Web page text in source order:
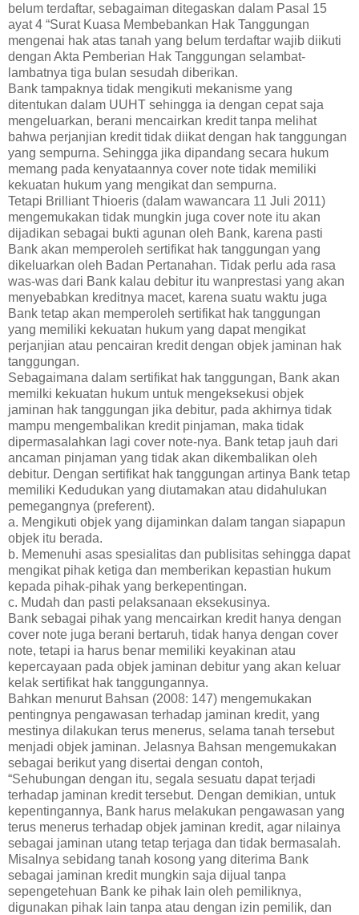
belum terdaftar, sebagaiman ditegaskan dalam Pasal 15
ayat 4 “Surat Kuasa Membebankan Hak Tanggungan
mengenai hak atas tanah yang belum terdaftar wajib diikuti
dengan Akta Pemberian Hak Tanggungan selambat-
lambatnya tiga bulan sesudah diberikan.
Bank tampaknya tidak mengikuti mekanisme yang
ditentukan dalam UUHT sehingga ia dengan cepat saja
mengeluarkan, berani mencairkan kredit tanpa melihat
bahwa perjanjian kredit tidak diikat dengan hak tanggungan
yang sempurna. Sehingga jika dipandang secara hukum
memang pada kenyataannya cover note tidak memiliki
kekuatan hukum yang mengikat dan sempurna.
Tetapi Brilliant Thioeris (dalam wawancara 11 Juli 2011)
mengemukakan tidak mungkin juga cover note itu akan
dijadikan sebagai bukti agunan oleh Bank, karena pasti
Bank akan memperoleh sertifikat hak tanggungan yang
dikeluarkan oleh Badan Pertanahan. Tidak perlu ada rasa
was-was dari Bank kalau debitur itu wanprestasi yang akan
menyebabkan kreditnya macet, karena suatu waktu juga
Bank tetap akan memperoleh sertifikat hak tanggungan
yang memiliki kekuatan hukum yang dapat mengikat
perjanjian atau pencairan kredit dengan objek jaminan hak
tanggungan.
Sebagaimana dalam sertifikat hak tanggungan, Bank akan
memilki kekuatan hukum untuk mengeksekusi objek
jaminan hak tanggungan jika debitur, pada akhirnya tidak
mampu mengembalikan kredit pinjaman, maka tidak
dipermasalahkan lagi cover note-nya. Bank tetap jauh dari
ancaman pinjaman yang tidak akan dikembalikan oleh
debitur. Dengan sertifikat hak tanggungan artinya Bank tetap
memiliki Kedudukan yang diutamakan atau didahulukan
pemegangnya (preferent).
a. Mengikuti objek yang dijaminkan dalam tangan siapapun
objek itu berada.
b. Memenuhi asas spesialitas dan publisitas sehingga dapat
mengikat pihak ketiga dan memberikan kepastian hukum
kepada pihak-pihak yang berkepentingan.
c. Mudah dan pasti pelaksanaan eksekusinya.
Bank sebagai pihak yang mencairkan kredit hanya dengan
cover note juga berani bertaruh, tidak hanya dengan cover
note, tetapi ia harus benar memiliki keyakinan atau
kepercayaan pada objek jaminan debitur yang akan keluar
kelak sertifikat hak tanggungannya.
Bahkan menurut Bahsan (2008: 147) mengemukakan
pentingnya pengawasan terhadap jaminan kredit, yang
mestinya dilakukan terus menerus, selama tanah tersebut
menjadi objek jaminan. Jelasnya Bahsan mengemukakan
sebagai berikut yang disertai dengan contoh,
“Sehubungan dengan itu, segala sesuatu dapat terjadi
terhadap jaminan kredit tersebut. Dengan demikian, untuk
kepentingannya, Bank harus melakukan pengawasan yang
terus menerus terhadap objek jaminan kredit, agar nilainya
sebagai jaminan utang tetap terjaga dan tidak bermasalah.
Misalnya sebidang tanah kosong yang diterima Bank
sebagai jaminan kredit mungkin saja dijual tanpa
sepengetehuan Bank ke pihak lain oleh pemiliknya,
digunakan pihak lain tanpa atau dengan izin pemilik, dan